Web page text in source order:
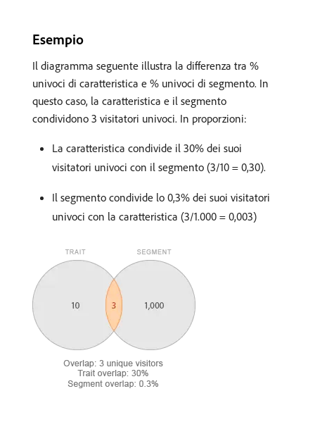
Esempio
Il diagramma seguente illustra la differenza tra %
univoci di caratteristica e % univoci di segmento. In
questo caso, la caratteristica e il segmento
condividono 3 visitatori univoci. In proporzioni:
La caratteristica condivide il 30% dei suoi
visitatori univoci con il segmento (3/10 = 0,30).
Il segmento condivide lo 0,3% dei suoi visitatori
univoci con la caratteristica (3/1.000 = 0,003)